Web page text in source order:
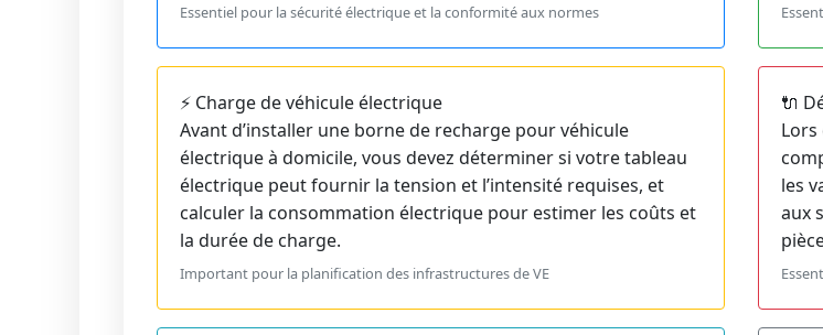
Essentiel pour la sécurité électrique et la conformité aux normes
⚡ Charge de véhicule électrique
Avant d’installer une borne de recharge pour véhicule
électrique à domicile, vous devez déterminer si votre tableau
électrique peut fournir la tension et l’intensité requises, et
calculer la consommation électrique pour estimer les coûts et
la durée de charge.
Important pour la planification des infrastructures de VE
🔌
Lors
les
aux